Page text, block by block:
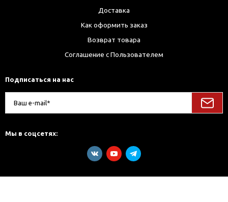
Доставка
Как оформить заказ
Возврат товара
Соглашение с Пользователем
Подписаться на нас
Мы в соцсетях: